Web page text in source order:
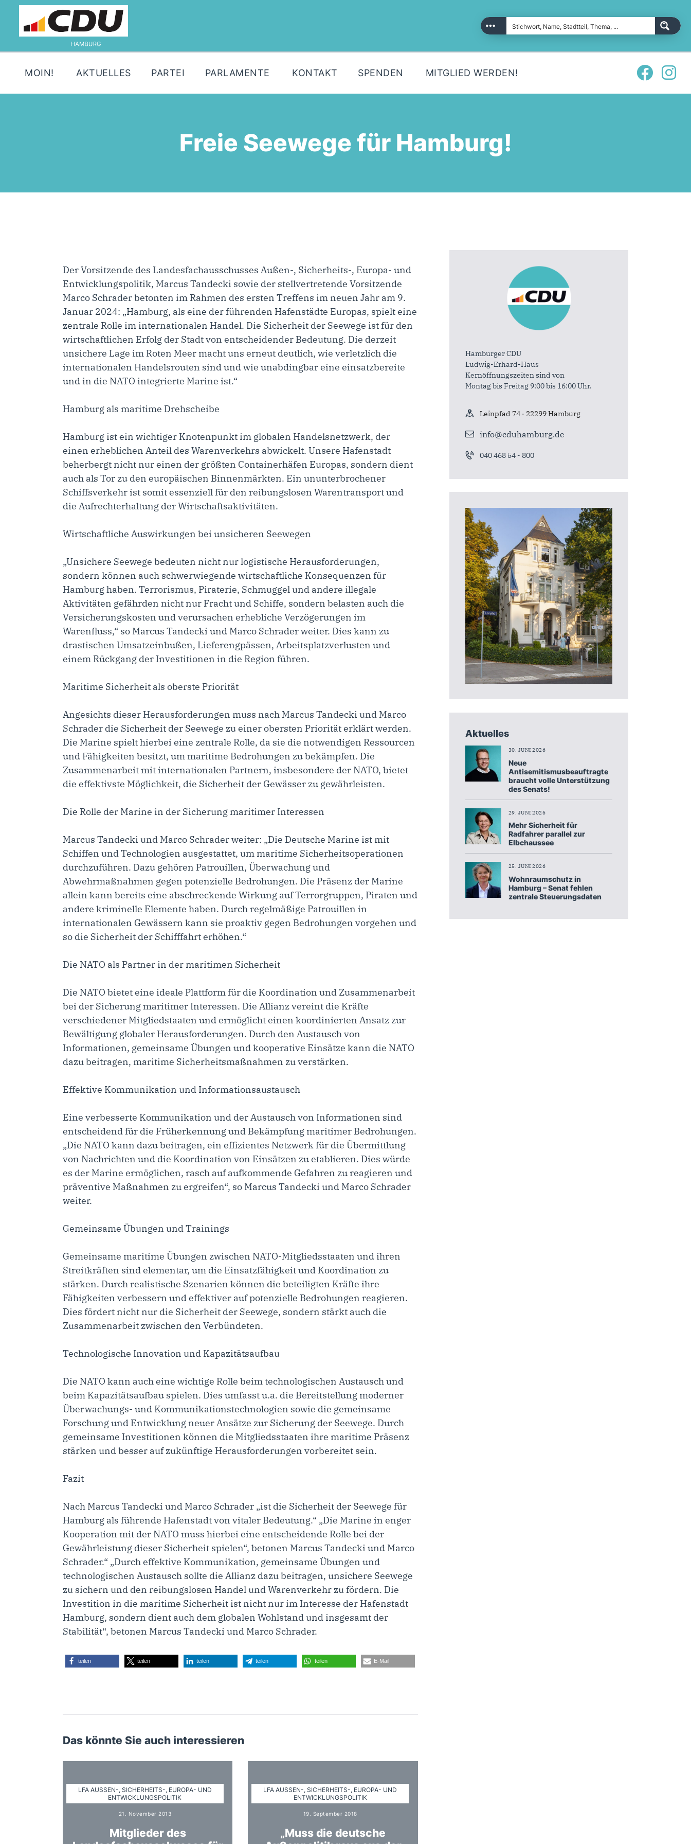
MOIN! AKTUELLES PARTEI PARLAMENTE KONTAKT SPENDEN MITGLIED WERDEN!
Freie Seewege für Hamburg!
PARTEI
PARLAMENTE
MITGLIED WERDEN!
Der Vorsitzende des Landesfachausschusses Außen-, Sicherheits-, Europa- und
Entwicklungspolitik, Marcus Tandecki sowie der stellvertretende Vorsitzende
Marco Schrader betonten im Rahmen des ersten Treffens im neuen Jahr am 9.
Januar 2024: „Hamburg, als eine der führenden Hafenstädte Europas, spielt eine
zentrale Rolle im internationalen Handel. Die Sicherheit der Seewege ist für den
wirtschaftlichen Erfolg der Stadt von entscheidender Bedeutung. Die derzeit
unsichere Lage im Roten Meer macht uns erneut deutlich, wie verletzlich die
internationalen Handelsrouten sind und wie unabdingbar eine einsatzbereite
und in die NATO integrierte Marine ist.“
Hamburg als maritime Drehscheibe
Hamburg ist ein wichtiger Knotenpunkt im globalen Handelsnetzwerk, der
einen erheblichen Anteil des Warenverkehrs abwickelt. Unsere Hafenstadt
beherbergt nicht nur einen der größten Containerhäfen Europas, sondern dient
auch als Tor zu den europäischen Binnenmärkten. Ein ununterbrochener
Schiffsverkehr ist somit essenziell für den reibungslosen Warentransport und
die Aufrechterhaltung der Wirtschaftsaktivitäten.
Wirtschaftliche Auswirkungen bei unsicheren Seewegen
„Unsichere Seewege bedeuten nicht nur logistische Herausforderungen,
sondern können auch schwerwiegende wirtschaftliche Konsequenzen für
Hamburg haben. Terrorismus, Piraterie, Schmuggel und andere illegale
Aktivitäten gefährden nicht nur Fracht und Schiffe, sondern belasten auch die
Versicherungskosten und verursachen erhebliche Verzögerungen im
Warenfluss,“ so Marcus Tandecki und Marco Schrader weiter. Dies kann zu
drastischen Umsatzeinbußen, Lieferengpässen, Arbeitsplatzverlusten und
einem Rückgang der Investitionen in die Region führen.
Maritime Sicherheit als oberste Priorität
Angesichts dieser Herausforderungen muss nach Marcus Tandecki und Marco
Schrader die Sicherheit der Seewege zu einer obersten Priorität erklärt werden.
Die Marine spielt hierbei eine zentrale Rolle, da sie die notwendigen Ressourcen
und Fähigkeiten besitzt, um maritime Bedrohungen zu bekämpfen. Die
Zusammenarbeit mit internationalen Partnern, insbesondere der NATO, bietet
die effektivste Möglichkeit, die Sicherheit der Gewässer zu gewährleisten.
Die Rolle der Marine in der Sicherung maritimer Interessen
Marcus Tandecki und Marco Schrader weiter: „Die Deutsche Marine ist mit
Schiffen und Technologien ausgestattet, um maritime Sicherheitsoperationen
durchzuführen. Dazu gehören Patrouillen, Überwachung und
Abwehrmaßnahmen gegen potenzielle Bedrohungen. Die Präsenz der Marine
allein kann bereits eine abschreckende Wirkung auf Terrorgruppen, Piraten und
andere kriminelle Elemente haben. Durch regelmäßige Patrouillen in
internationalen Gewässern kann sie proaktiv gegen Bedrohungen vorgehen und
so die Sicherheit der Schifffahrt erhöhen.“
Die NATO als Partner in der maritimen Sicherheit
Die NATO bietet eine ideale Plattform für die Koordination und Zusammenarbeit
bei der Sicherung maritimer Interessen. Die Allianz vereint die Kräfte
verschiedener Mitgliedstaaten und ermöglicht einen koordinierten Ansatz zur
Bewältigung globaler Herausforderungen. Durch den Austausch von
Informationen, gemeinsame Übungen und kooperative Einsätze kann die NATO
dazu beitragen, maritime Sicherheitsmaßnahmen zu verstärken.
Effektive Kommunikation und Informationsaustausch
Eine verbesserte Kommunikation und der Austausch von Informationen sind
entscheidend für die Früherkennung und Bekämpfung maritimer Bedrohungen.
„Die NATO kann dazu beitragen, ein effizientes Netzwerk für die Übermittlung
von Nachrichten und die Koordination von Einsätzen zu etablieren. Dies würde
es der Marine ermöglichen, rasch auf aufkommende Gefahren zu reagieren und
präventive Maßnahmen zu ergreifen“, so Marcus Tandecki und Marco Schrader
weiter.
Gemeinsame Übungen und Trainings
Gemeinsame maritime Übungen zwischen NATO-Mitgliedsstaaten und ihren
Streitkräften sind elementar, um die Einsatzfähigkeit und Koordination zu
stärken. Durch realistische Szenarien können die beteiligten Kräfte ihre
Fähigkeiten verbessern und effektiver auf potenzielle Bedrohungen reagieren.
Dies fördert nicht nur die Sicherheit der Seewege, sondern stärkt auch die
Zusammenarbeit zwischen den Verbündeten.
Technologische Innovation und Kapazitätsaufbau
Die NATO kann auch eine wichtige Rolle beim technologischen Austausch und
beim Kapazitätsaufbau spielen. Dies umfasst u.a. die Bereitstellung moderner
Überwachungs- und Kommunikationstechnologien sowie die gemeinsame
Forschung und Entwicklung neuer Ansätze zur Sicherung der Seewege. Durch
gemeinsame Investitionen können die Mitgliedsstaaten ihre maritime Präsenz
stärken und besser auf zukünftige Herausforderungen vorbereitet sein.
Fazit
Nach Marcus Tandecki und Marco Schrader „ist die Sicherheit der Seewege für
Hamburg als führende Hafenstadt von vitaler Bedeutung.“ „Die Marine in enger
Kooperation mit der NATO muss hierbei eine entscheidende Rolle bei der
Gewährleistung dieser Sicherheit spielen“, betonen Marcus Tandecki und Marco
Schrader.“ „Durch effektive Kommunikation, gemeinsame Übungen und
technologischen Austausch sollte die Allianz dazu beitragen, unsichere Seewege
zu sichern und den reibungslosen Handel und Warenverkehr zu fördern. Die
Investition in die maritime Sicherheit ist nicht nur im Interesse der Hafenstadt
Hamburg, sondern dient auch dem globalen Wohlstand und insgesamt der
Stabilität“, betonen Marcus Tandecki und Marco Schrader.
teilen teilen teilen teilen teilen E-Mail
Das könnte Sie auch interessieren
LFA AUSSEN-, SICHERHEITS-, EUROPA- UND E
NTWICKLUNGSPOLITIK
21. November 2013
Mitglieder des
LFA AUSSEN-, SICHERHEITS-, EUROPA- UND E
NTWICKLUNGSPOLITIK
19. September 2018
„Muss die deutsche
Hamburger CDU
Ludwig-Erhard-Haus
Kernöffnungszeiten sind von
Montag bis Freitag 9:00 bis 16:00 Uhr.
Leinpfad 74 · 22299 Hamburg
info@cduhamburg.de
040 468 54 - 800
Aktuelles
Neue
Antisemitismusbeauftragte
braucht volle Unterstützung
des Senats!
30. JUNI 2026
Mehr Sicherheit für
Radfahrer parallel zur
Elbchaussee
29. JUNI 2026
Wohnraumschutz in
Hamburg – Senat fehlen
zentrale Steuerungsdaten
25. JUNI 2026